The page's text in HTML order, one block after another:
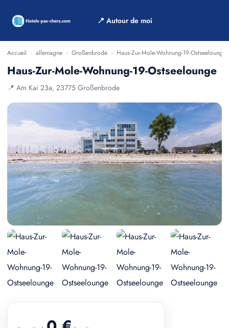
📍 Autour de moi
Accueil › allemagne › Großenbrode › Haus-Zur-Mole-Wohnung-19-Ostseelounge
Haus-Zur-Mole-Wohnung-19-Ostseelounge
📍 Am Kai 23a, 23775 Großenbrode